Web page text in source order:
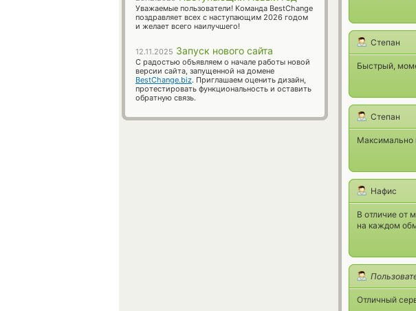
Степан
Быстрый,
Степан
Максимально
Нафис
В отличие от
на каждом
Отличный
Уважаемые пользователи! Команда BestChange
поздравляет всех с наступающим 2026 годом
и желает всего наилучшего!
12.11.2025 Запуск нового сайта
С радостью объявляем о начале работы новой
версии сайта, запущенной на домене
BestChange.biz. Приглашаем оценить дизайн,
протестировать функциональность и оставить
обратную связь.